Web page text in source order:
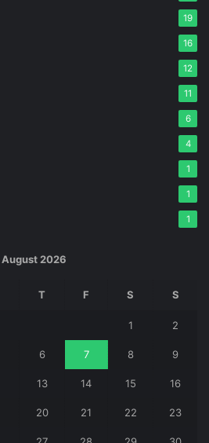
19
16
12
11
6
4
1
1
1
August 2026
T F S S
1 2
6 7 8 9
13 14 15 16
20 21 22 23